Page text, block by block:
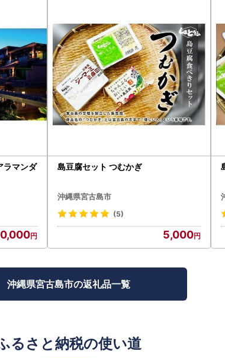
ラマンダ
島豆腐セット つむかぎ
沖縄県宮古島市
(5)
5,000
沖縄県宮古島市の返礼品一覧
るさと納税の使い道